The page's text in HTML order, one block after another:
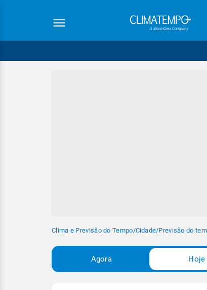
Clima e Previsão do Tempo/Cidade/Previsão do
Agora Hoje